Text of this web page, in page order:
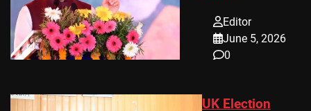
Editor
June 5, 2026
0
UK Election